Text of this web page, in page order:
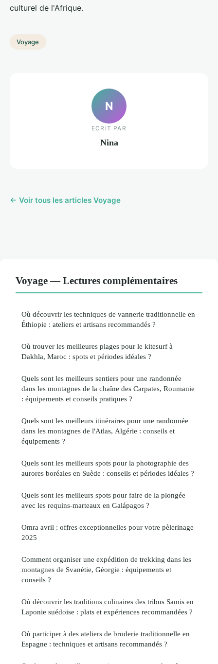
culturel de l'Afrique.
Voyage
N
ECRIT PAR
Nina
← Voir tous les articles Voyage
Voyage — Lectures complémentaires
Où découvrir les techniques de vannerie traditionnelle en
Éthiopie : ateliers et artisans recommandés ?
Où trouver les meilleures plages pour le kitesurf à
Dakhla, Maroc : spots et périodes idéales ?
Quels sont les meilleurs sentiers pour une randonnée
dans les montagnes de la chaîne des Carpates, Roumanie
: équipements et conseils pratiques ?
Quels sont les meilleurs itinéraires pour une randonnée
dans les montagnes de l'Atlas, Algérie : conseils et
équipements ?
Quels sont les meilleurs spots pour la photographie des
aurores boréales en Suède : conseils et périodes idéales ?
Quels sont les meilleurs spots pour faire de la plongée
avec les requins-marteaux en Galápagos ?
Omra avril : offres exceptionnelles pour votre pèlerinage
2025
Comment organiser une expédition de trekking dans les
montagnes de Svanétie, Géorgie : équipements et
conseils ?
Où découvrir les traditions culinaires des tribus Samis en
Laponie suédoise : plats et expériences recommandées ?
Où participer à des ateliers de broderie traditionnelle en
Espagne : techniques et artisans recommandés ?